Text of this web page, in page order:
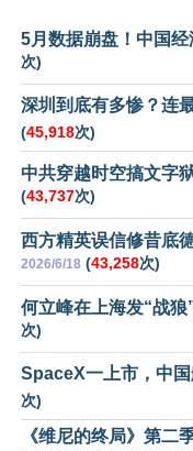
5月数据崩盘！中国
次)
深圳到底有多惨？连
(45,918次)
中共穿越时空搞文字
(43,737次)
西方精英误信修昔底
2026/6/18 (43,258次)
何立峰在上海发“战狼
次)
SpaceX一上市，中国
次)
《维尼的终局》第二